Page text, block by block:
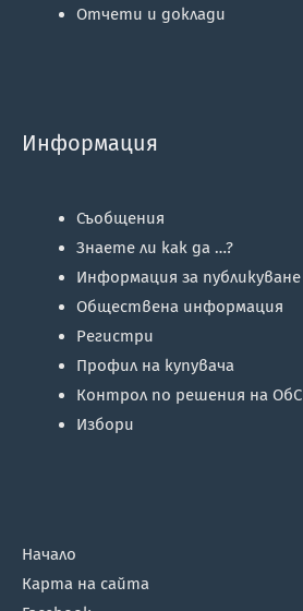
Отчети и доклади
Информация
Съобщения
Знаете ли как да …?
Информация за публикуване
Обществена информация
Регистри
Профил на купувача
Контрол по решения на ОбС
Избори
Начало
Карта на сайта